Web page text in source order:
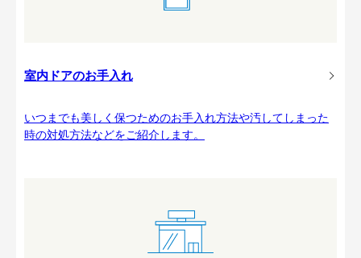
室内ドアのお手入れ
いつまでも美しく保つためのお手入れ方法や汚してしまった
時の対処方法などをご紹介します。